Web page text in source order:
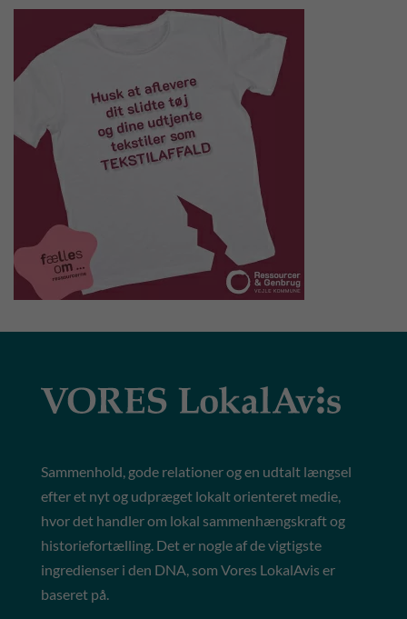
Sammenhold, gode relationer og en udtalt længsel
efter et nyt og udpræget lokalt orienteret medie,
hvor det handler om lokal sammenhængskraft og
historiefortælling. Det er nogle af de vigtigste
ingredienser i den DNA, som Vores LokalAvis er
baseret på.